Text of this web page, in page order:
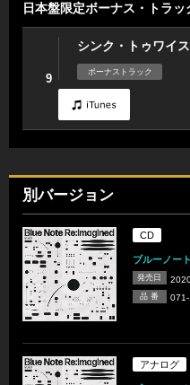
日本盤限定ボーナス・トラッ
9
シンク・トゥワイ
ボーナストラック
別バージョン
CD
ブルーノー
発売日
品 番
アナログ